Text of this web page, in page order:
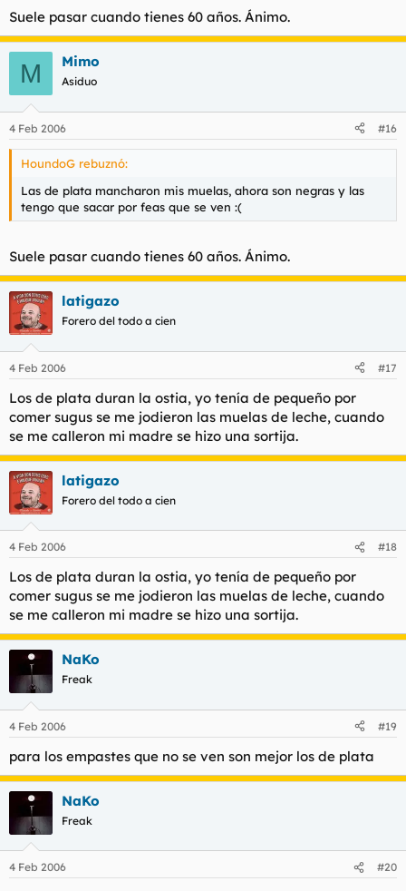
Suele pasar cuando tienes 60 años. Ánimo.
M Mimo
Asiduo
4 Feb 2006 #16
HoundoG rebuznó:
Las de plata mancharon mis muelas, ahora son negras y las
tengo que sacar por feas que se ven :(
Suele pasar cuando tienes 60 años. Ánimo.
latigazo
Forero del todo a cien
4 Feb 2006 #17
Los de plata duran la ostia, yo tenía de pequeño por
comer sugus se me jodieron las muelas de leche, cuando
se me calleron mi madre se hizo una sortija.
latigazo
Forero del todo a cien
4 Feb 2006 #18
Los de plata duran la ostia, yo tenía de pequeño por
comer sugus se me jodieron las muelas de leche, cuando
se me calleron mi madre se hizo una sortija.
NaKo
Freak
4 Feb 2006 #19
para los empastes que no se ven son mejor los de plata
NaKo
Freak
4 Feb 2006 #20